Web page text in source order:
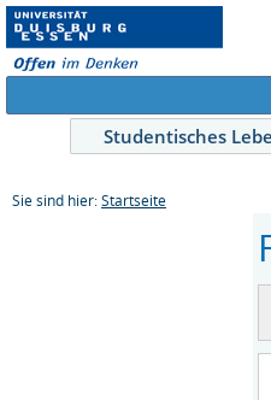
Studentisches
Sie sind hier: Startseite